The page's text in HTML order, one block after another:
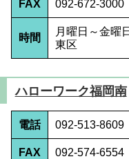
FAX 092-672-3000
時間
月曜日～金曜
東区
ハローワーク福岡南
電話 092-513-8609
FAX 092-574-6554